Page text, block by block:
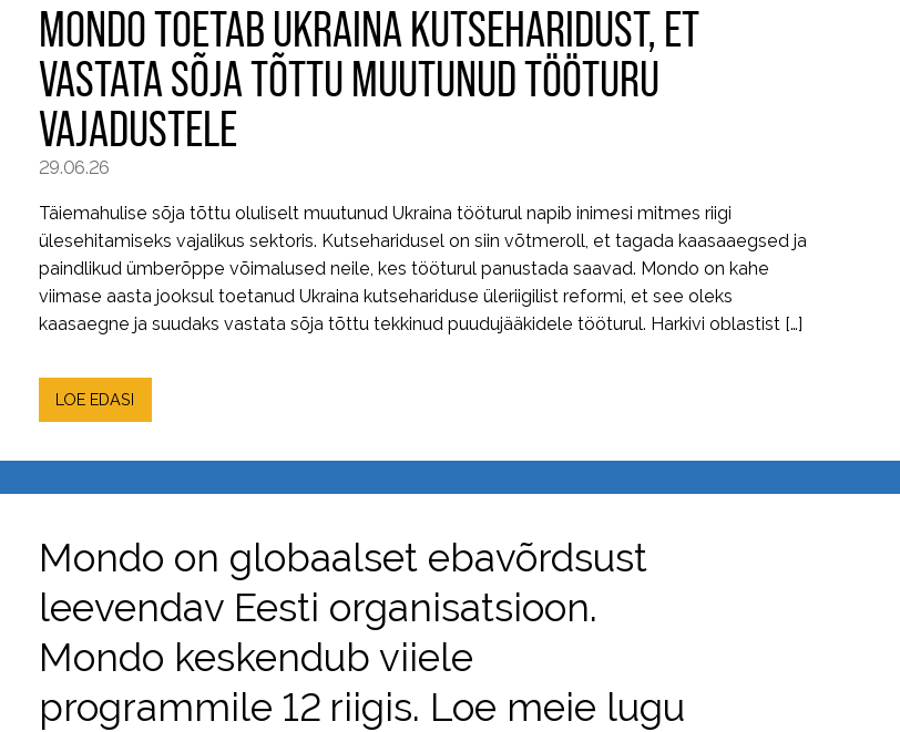
MONDO TOETAB UKRAINA KUTSEHARIDUST, ET
VASTATA SÕJA TÕTTU MUUTUNUD TÖÖTURU
VAJADUSTELE
29.06.26
Täiemahulise sõja tõttu oluliselt muutunud Ukraina tööturul napib inimesi mitmes riigi
ülesehitamiseks vajalikus sektoris. Kutseharidusel on siin võtmeroll, et tagada kaasaaegsed ja
paindlikud ümberõppe võimalused neile, kes tööturul panustada saavad. Mondo on kahe
viimase aasta jooksul toetanud Ukraina kutsehariduse üleriigilist reformi, et see oleks
kaasaegne ja suudaks vastata sõja tõttu tekkinud puudujääkidele tööturul. Harkivi oblastist […]
LOE EDASI
Mondo on globaalset ebavõrdsust
leevendav Eesti organisatsioon.
Mondo keskendub viiele
programmile 12 riigis. Loe meie lugu